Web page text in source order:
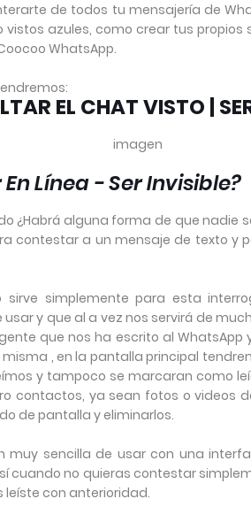
de todos tu mensajería de
vistos azules, como crear tus
WhatsApp.
EL CHAT VISTO |
imagen
Línea - Ser Invisible?
¿Habrá alguna forma de que nadie
contestar a un mensaje de texto y
simplemente para esta
y que al a vez nos servirá de
que nos ha escrito al
, en la pantalla principal
y tampoco se marcaran como
contactos, ya sean fotos o videos
de pantalla y eliminarlos.
muy sencilla de usar con una
cuando no quieras contestar
leíste con anterioridad.